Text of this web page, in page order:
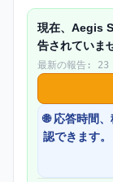
現在、Aegis
告されていま
最新の報告: 23
🌐 応答時間
認できます。